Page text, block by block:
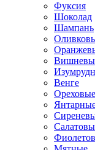
Фуксия
Шоколад
Шампань
Венге
Ореховые